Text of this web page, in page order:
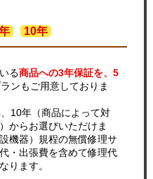
10年
る商品への3年保証を、5
ンもご用意しておりま
10年（商品によって対
からお選びいただけま
機器）規程の無償修理サ
・出張費を含めて修理代
ります。